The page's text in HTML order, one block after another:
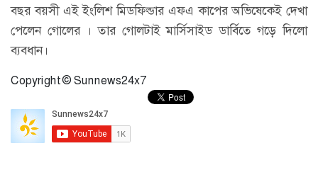
বছর বয়সী এই ইংলিশ মিডফিল্ডার এফএ কাপের অভিষেকেই দেখা
পেলেন গোলের । তার গোলটাই মার্সিসাইড ডার্বিতে গড়ে দিলো
ব্যবধান।
Copyright © Sunnews24x7